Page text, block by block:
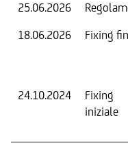
25.06.2026
18.06.2026
Fixing
24.10.2024
Fixing
iniziale